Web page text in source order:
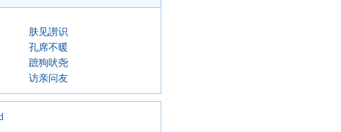
肤见謭识
孔席不暖
蹠狗吠尧
访亲问友